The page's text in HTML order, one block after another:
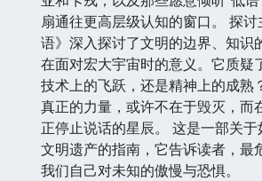
扇通往更高层级认知的窗口。 探
语》深入探讨了文明的边界、知识
在面对宏大宇宙时的意义。它质疑
技术上的飞跃，还是精神上的成熟
真正的力量，或许不在于毁灭，而
正停止说话的星辰。 这是一部关
文明遗产的指南，它告诉读者，最
我们自己对未知的傲慢与恐惧。